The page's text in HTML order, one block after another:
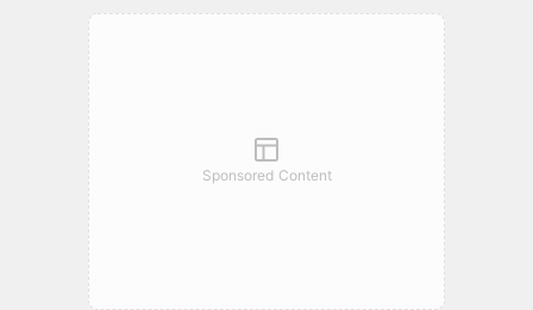
Sponsored Content